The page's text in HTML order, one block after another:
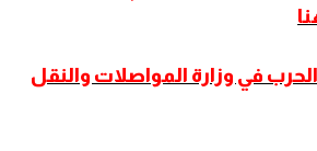
في وزارة المواصلات والنقل